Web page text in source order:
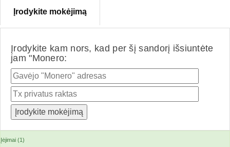
Įrodykite mokėjimą
Įrodykite kam nors, kad per šį sandorį išsiuntėte
jam "Monero:
Įėjimai (1)